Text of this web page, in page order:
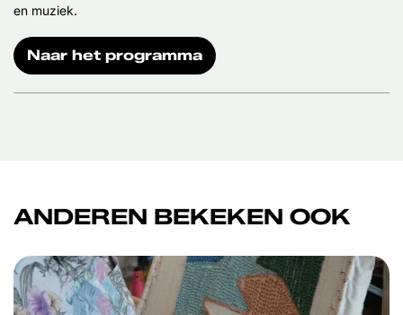
en muziek.
Naar het programma
ANDEREN BEKEKEN OOK
Overslaan